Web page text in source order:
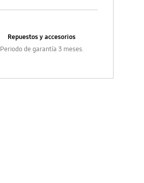
Repuestos y accesorios
Periodo de garantía 3 meses.